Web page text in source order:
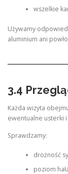
wszelkie
Używamy
aluminium ani
3.4
Każda wizyta
ewentualne usterki
Sprawdzamy:
drożność
poziom